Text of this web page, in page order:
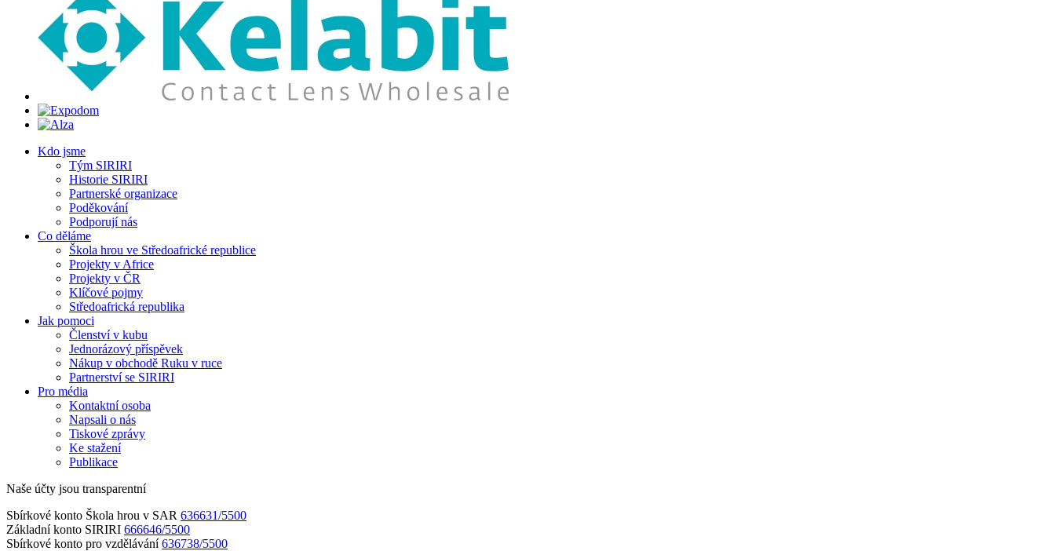
Kdo jsme
Tým SIRIRI
Historie SIRIRI
Partnerské organizace
Poděkování
Podporují nás
Co děláme
Škola hrou ve Středoafrické republice
Projekty v Africe
Projekty v ČR
Klíčové pojmy
Středoafrická republika
Jak pomoci
Členství v kubu
Jednorázový příspěvek
Nákup v obchodě Ruku v ruce
Partnerství se SIRIRI
Pro média
Kontaktní osoba
Napsali o nás
Tiskové zprávy
Ke stažení
Publikace
Naše účty jsou transparentní
Sbírkové konto Škola hrou v SAR 636631/5500
Základní konto SIRIRI 666646/5500
Sbírkové konto pro vzdělávání636738/5500